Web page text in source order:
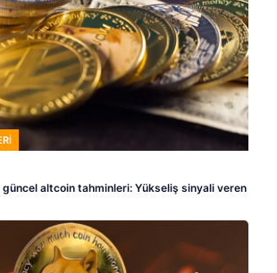
altcoin tahminleri: Yükseliş sinyali veren